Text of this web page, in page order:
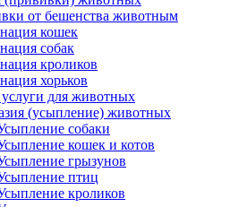
от бешенства животным
кошек
собак
кроликов
хорьков
для животных
(усыпление) животных
собаки
кошек и котов
грызунов
птиц
кроликов